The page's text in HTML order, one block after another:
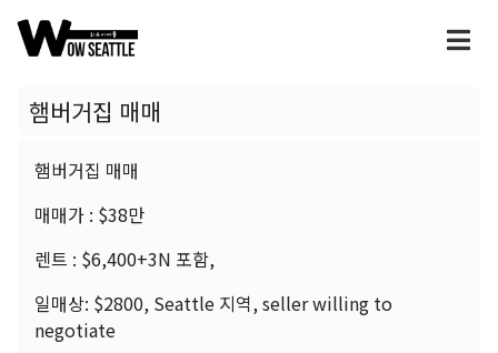
햄버거집 매매
햄버거집 매매
매매가 : $38만
렌트 : $6,400+3N 포함,
일매상: $2800, Seattle 지역, seller willing to
negotiate